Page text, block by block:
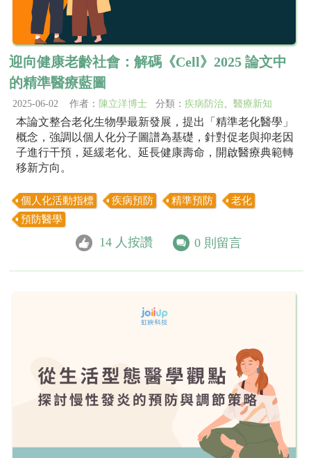
迎向健康老齡社會：解碼《Cell》2025 論文中
的精準醫療藍圖
2025-06-02 作者： 陳立洋博士 分類： 疾病防治 醫療新知
本論文整合老化生物學最新發展，提出「精準老化醫學」
概念，強調以個人化分子圖譜為基礎，針對促老與抑老因
子進行干預，延緩老化、延長健康壽命，開啟醫療典範轉
移新方向。
個人化活動指標 疾病預防 精準預防
老化
預防醫學
14 人按讚 0 則留言